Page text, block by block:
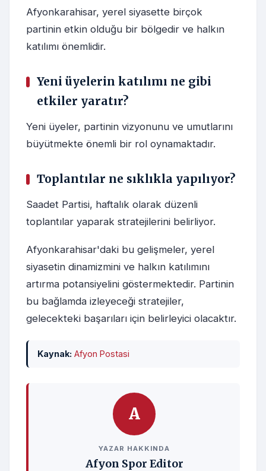
Afyonkarahisar, yerel siyasette birçok
partinin etkin olduğu bir bölgedir ve halkın
katılımı önemlidir.
Yeni üyelerin katılımı ne gibi
etkiler yaratır?
Yeni üyeler, partinin vizyonunu ve umutlarını
büyütmekte önemli bir rol oynamaktadır.
Toplantılar ne sıklıkla yapılıyor?
Saadet Partisi, haftalık olarak düzenli
toplantılar yaparak stratejilerini belirliyor.
Afyonkarahisar'daki bu gelişmeler, yerel
siyasetin dinamizmini ve halkın katılımını
artırma potansiyelini göstermektedir. Partinin
bu bağlamda izleyeceği stratejiler,
gelecekteki başarıları için belirleyici olacaktır.
Kaynak: Afyon Postasi
A
YAZAR HAKKINDA
Afyon Spor Editor